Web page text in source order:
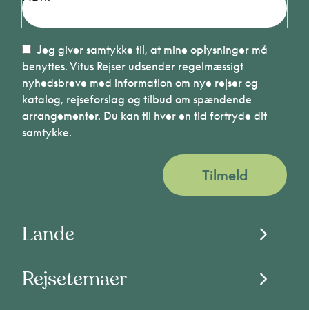
Jeg giver samtykke til, at mine oplysninger må
benyttes. Vitus Rejser udsender regelmæssigt
nyhedsbreve med information om nye rejser og
katalog, rejseforslag og tilbud om spændende
arrangementer. Du kan til hver en tid fortryde dit
samtykke.
Tilmeld
Lande
Rejsetemaer